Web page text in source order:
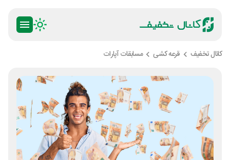
کانال تخفیف قرعه کشی مسابقات آپارات